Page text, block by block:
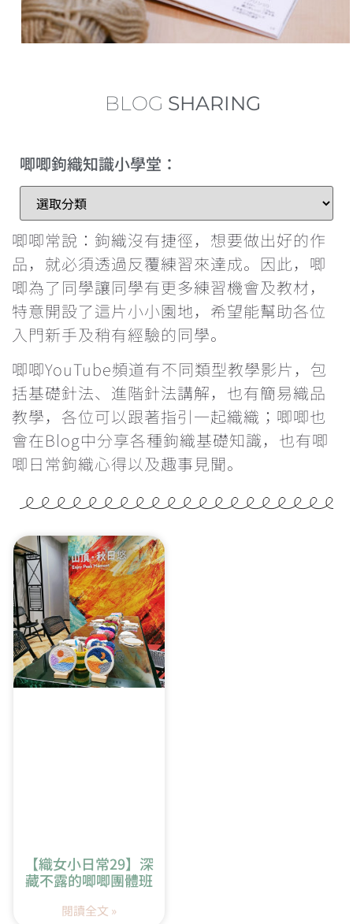
短針及長針的延長針法鉤織做法教學 How to make extended single crochet and extended double crochet
繞線後到底要拉多高？
鉤針要怎麼選？不同材質有甚麼分別？
每次繞線過圈時都卡關，怎麼辦？
鉤織玩偶一定要學會隱形減針的做法
為甚麼鉤織會引致手痛？手痛該怎麼辦？
雙色鎖針的做法
重新入針時的方向
橢圓形開針教學
BLOG SHARING
唧唧鉤織知識小學堂：
唧唧常說：鉤織沒有捷徑，想要做出好的作
品，就必須透過反覆練習來達成。因此，唧
唧為了同學讓同學有更多練習機會及教材，
特意開設了這片小小園地，希望能幫助各位
入門新手及稍有經驗的同學。
唧唧YouTube頻道有不同類型教學影片，包
括基礎針法、進階針法講解，也有簡易織品
教學，各位可以跟著指引一起織織；唧唧也
會在Blog中分享各種鉤織基礎知識，也有唧
唧日常鉤織心得以及趣事見聞。
【織女小日常29】深
藏不露的唧唧團體班
閱讀全文 »